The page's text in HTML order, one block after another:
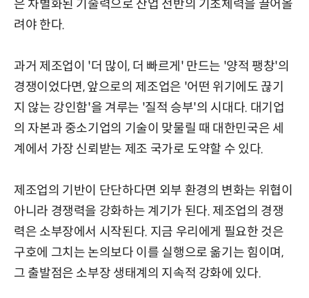
은 차별화된 기술력으로 산업 전반의 기초체력을 끌어올
려야 한다.
과거 제조업이 '더 많이, 더 빠르게' 만드는 '양적 팽창'의
경쟁이었다면, 앞으로의 제조업은 '어떤 위기에도 끊기
지 않는 강인함'을 겨루는 '질적 승부'의 시대다. 대기업
의 자본과 중소기업의 기술이 맞물릴 때 대한민국은 세
계에서 가장 신뢰받는 제조 국가로 도약할 수 있다.
제조업의 기반이 단단하다면 외부 환경의 변화는 위협이
아니라 경쟁력을 강화하는 계기가 된다. 제조업의 경쟁
력은 소부장에서 시작된다. 지금 우리에게 필요한 것은
구호에 그치는 논의보다 이를 실행으로 옮기는 힘이며,
그 출발점은 소부장 생태계의 지속적 강화에 있다.